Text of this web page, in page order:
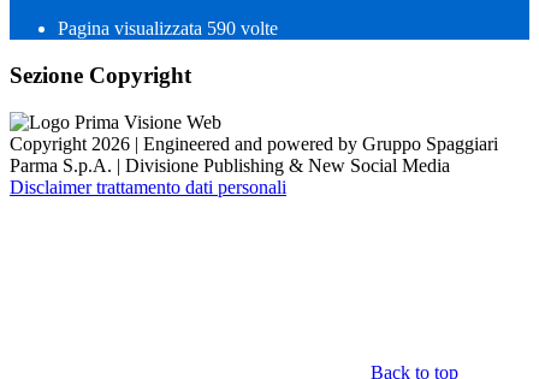
Pagina visualizzata 590 volte
Sezione Copyright
Copyright 2026 | Engineered and powered by Gruppo Spaggiari
Parma S.p.A. | Divisione Publishing & New Social Media
Disclaimer trattamento dati personali
Back to top